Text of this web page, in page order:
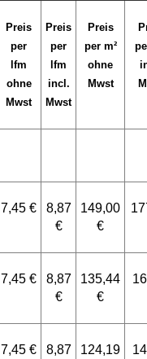
Preis
per
lfm
ohne
Mwst
Preis
per
lfm
incl.
Mwst
Preis
per m²
ohne
Mwst
7,45 €
8,87
€
149,00
€
7,45 €
8,87
€
135,44
€
7,45 €
8,87
124,19